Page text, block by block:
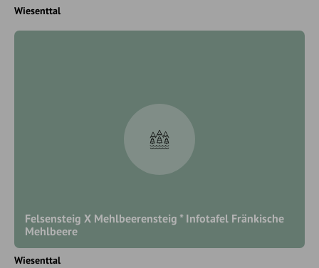
Wiesenttal
Felsensteig X Mehlbeerensteig * Infotafel Fränkische
Mehlbeere
Wiesenttal